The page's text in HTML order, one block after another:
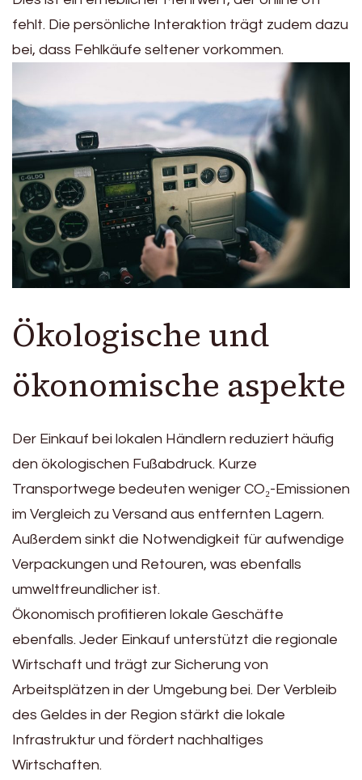
fehlt. Die persönliche Interaktion trägt zudem dazu
bei, dass Fehlkäufe seltener vorkommen.
Ökologische und
ökonomische aspekte
Der Einkauf bei lokalen Händlern reduziert häufig
den ökologischen Fußabdruck. Kurze
Transportwege bedeuten weniger CO₂-Emissionen
im Vergleich zu Versand aus entfernten Lagern.
Außerdem sinkt die Notwendigkeit für aufwendige
Verpackungen und Retouren, was ebenfalls
umweltfreundlicher ist.
Ökonomisch profitieren lokale Geschäfte
ebenfalls. Jeder Einkauf unterstützt die regionale
Wirtschaft und trägt zur Sicherung von
Arbeitsplätzen in der Umgebung bei. Der Verbleib
des Geldes in der Region stärkt die lokale
Infrastruktur und fördert nachhaltiges
Wirtschaften.